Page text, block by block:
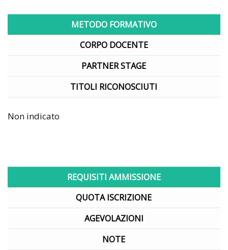
METODO FORMATIVO
CORPO DOCENTE
PARTNER STAGE
TITOLI RICONOSCIUTI
Non indicato
REQUISITI AMMISSIONE
QUOTA ISCRIZIONE
AGEVOLAZIONI
NOTE